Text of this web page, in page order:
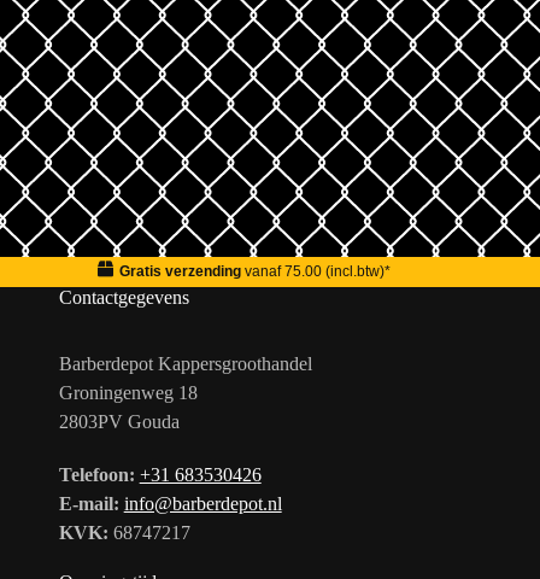
Gratis verzendingvanaf 75.00 (incl.btw)*
Contactgegevens
Barberdepot Kappersgroothandel
Groningenweg 18
2803PV Gouda
Telefoon: +31 683530426
E-mail: info@barberdepot.nl
KVK: 68747217